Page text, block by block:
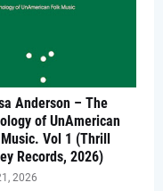
Anderson – The
of UnAmerican
Vol 1 (Thrill
Records, 2026)
2026